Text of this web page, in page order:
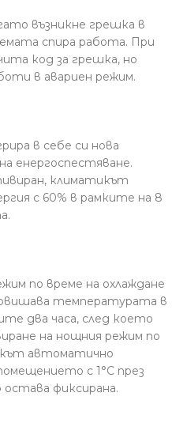
възникне грешка в
спира работа. При
код за грешка, но
в авариен режим.
в себе си нова
енергоспестяване.
климатикът
с 60% в рамките на 8
по време на охлаждане
температурата в
два часа, след което
на нощния режим по
автоматично
с 1°C през
фиксирана.